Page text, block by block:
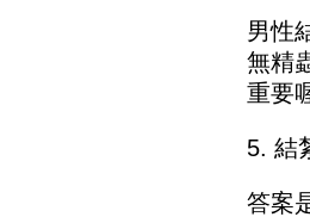
男性
無精
重要
5. 結
答案